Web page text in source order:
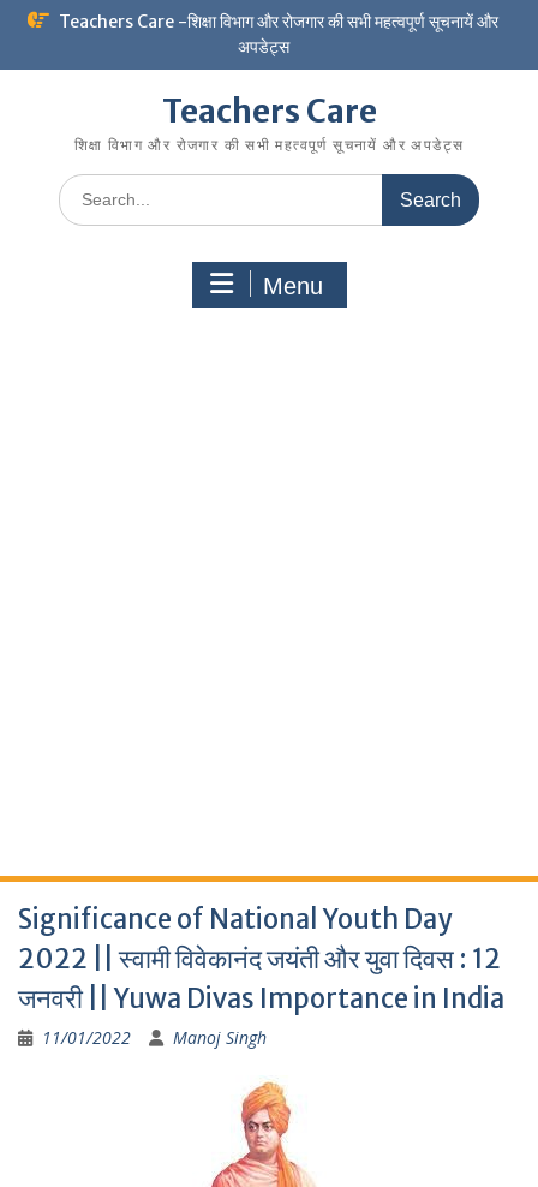
Skip
Teachers Care -शिक्षा विभाग और रोजगार की सभी महत्वपूर्ण सूचनायें और
अपडेट्स
Teachers Care
शिक्षा विभाग और रोजगार की सभी महत्वपूर्ण सूचनायें और अपडेट्स
Search
for:
Menu
Significance of National Youth Day
2022 || स्वामी विवेकानंद जयंती और युवा दिवस : 12
जनवरी || Yuwa Divas Importance in India
11/01/2022 Manoj Singh